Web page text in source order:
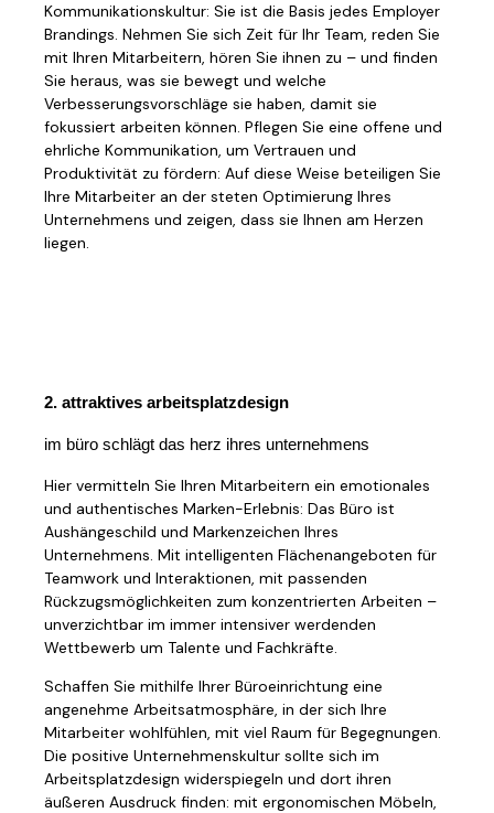
Kommunikationskultur: Sie ist die Basis jedes Employer
Brandings. Nehmen Sie sich Zeit für Ihr Team, reden Sie
mit Ihren Mitarbeitern, hören Sie ihnen zu – und finden
Sie heraus, was sie bewegt und welche
Verbesserungsvorschläge sie haben, damit sie
fokussiert arbeiten können. Pflegen Sie eine offene und
ehrliche Kommunikation, um Vertrauen und
Produktivität zu fördern: Auf diese Weise beteiligen Sie
Ihre Mitarbeiter an der steten Optimierung Ihres
Unternehmens und zeigen, dass sie Ihnen am Herzen
liegen.
2. attraktives arbeitsplatzdesign
im büro schlägt das herz ihres unternehmens
Hier vermitteln Sie Ihren Mitarbeitern ein emotionales
und authentisches Marken-Erlebnis: Das Büro ist
Aushängeschild und Markenzeichen Ihres
Unternehmens. Mit intelligenten Flächenangeboten für
Teamwork und Interaktionen, mit passenden
Rückzugsmöglichkeiten zum konzentrierten Arbeiten –
unverzichtbar im immer intensiver werdenden
Wettbewerb um Talente und Fachkräfte.
Schaffen Sie mithilfe Ihrer Büroeinrichtung eine
angenehme Arbeitsatmosphäre, in der sich Ihre
Mitarbeiter wohlfühlen, mit viel Raum für Begegnungen.
Die positive Unternehmenskultur sollte sich im
Arbeitsplatzdesign widerspiegeln und dort ihren
äußeren Ausdruck finden: mit ergonomischen Möbeln,